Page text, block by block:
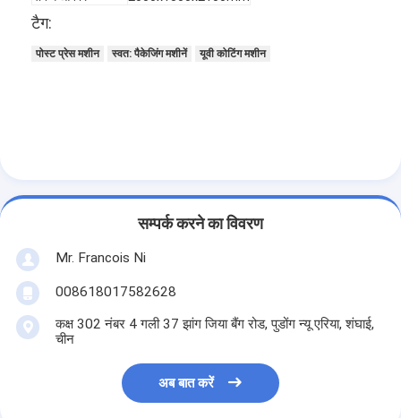
उपभोग्य काटना मरो
टैग:
पोस्ट प्रेस मशीन स्वत: पैकेजिंग मशीनें यूवी कोटिंग मशीन
सम्पर्क करने का विवरण
Mr. Francois Ni
008618017582628
कक्ष 302 नंबर 4 गली 37 झांग जिया बैंग रोड, पुडोंग न्यू एरिया, शंघाई,
चीन
अब बात करें